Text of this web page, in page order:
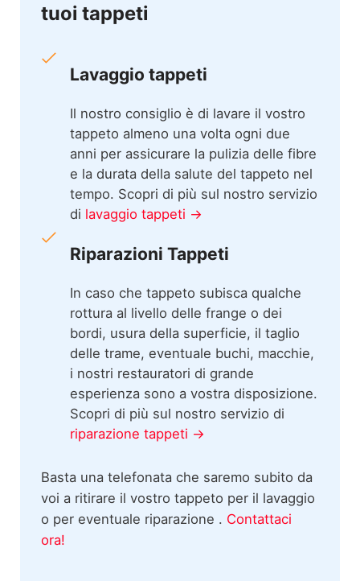
tuoi tappeti
Lavaggio tappeti
Il nostro consiglio è di lavare il vostro
tappeto almeno una volta ogni due
anni per assicurare la pulizia delle fibre
e la durata della salute del tappeto nel
tempo. Scopri di più sul nostro servizio
di lavaggio tappeti →
Riparazioni Tappeti
In caso che tappeto subisca qualche
rottura al livello delle frange o dei
bordi, usura della superficie, il taglio
delle trame, eventuale buchi, macchie,
i nostri restauratori di grande
esperienza sono a vostra disposizione.
Scopri di più sul nostro servizio di
riparazione tappeti →
Basta una telefonata che saremo subito da
voi a ritirare il vostro tappeto per il lavaggio
o per eventuale riparazione . Contattaci
ora!